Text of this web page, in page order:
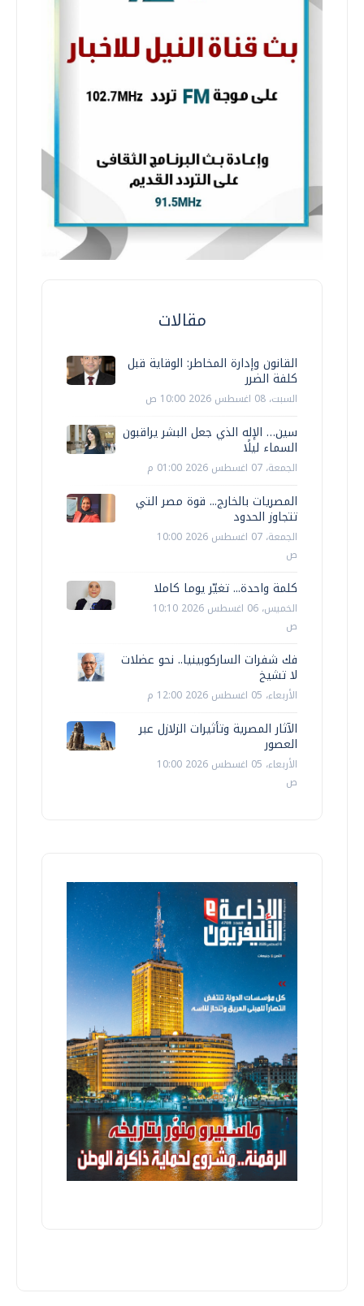
مقالات
القانون وإدارة المخاطر: الوقاية قبل
كلفة الضرر
السبت، 08 اغسطس 2026 10:00 ص
سين… الإله الذي جعل البشر يراقبون
السماء ليلًا
الجمعة، 07 اغسطس 2026 01:00 م
المصريات بالخارج... قوة مصر التي
تتجاوز الحدود
الجمعة، 07 اغسطس 2026 10:00
ص
كلمة واحدة... تغيّر يوما كاملا
الخميس، 06 اغسطس 2026 10:10
ص
فك شفرات الساركوبينيا.. نحو عضلات
لا تشيخ
الأربعاء، 05 اغسطس 2026 12:00 م
الآثار المصرية وتأثيرات الزلازل عبر
العصور
الأربعاء، 05 اغسطس 2026 10:00
ص